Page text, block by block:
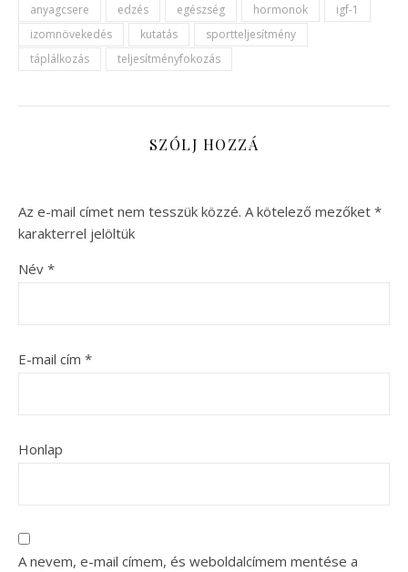
anyagcsere edzés egészség hormonok
igf-1
izomnövekedés
kutatás
sportteljesítmény
táplálkozás
teljesítményfokozás
SZÓLJ HOZZÁ
Az e-mail címet nem tesszük közzé. A kötelező mezőket *
karakterrel jelöltük
Név *
E-mail cím *
Honlap
A nevem, e-mail címem, és weboldalcímem mentése a